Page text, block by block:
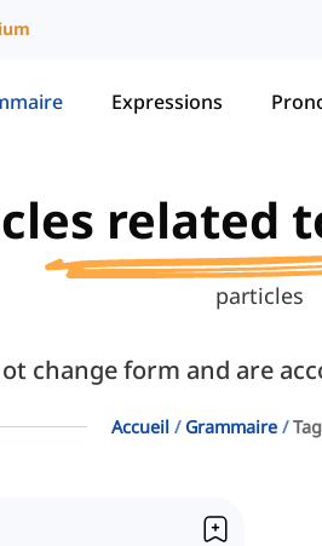
Expressions
related
particles
change form and are
Accueil Grammaire Tag